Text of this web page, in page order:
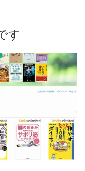
す